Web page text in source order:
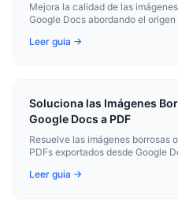
Mejora la calidad de las
Google Docs abordando el
Leer guia →
Soluciona las Imágenes
Google Docs a PDF
Resuelve las imágenes borrosas
PDFs exportados desde Google
Leer guia →